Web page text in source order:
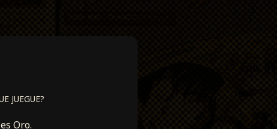
JUEGUE?
Oro.